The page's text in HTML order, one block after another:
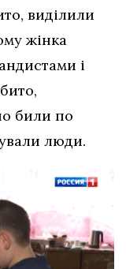
виділили
жінка
і
били по
люди.